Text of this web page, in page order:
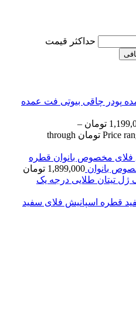
حداكثر قيمت
پودر چاقی بیوتی فت عمده
تومان –
Price range: 399,000 تومان through
قطره
بانوان 1,899,000 تومان
ژل تيتان طلایی درجه يک
قطره اسپانيش فلای سفيد